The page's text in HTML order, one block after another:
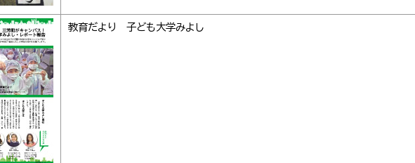
教育だより 子ども大学みよし